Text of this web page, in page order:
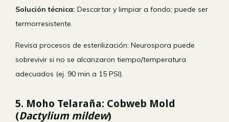
Solución técnica: Descartar y limpiar a fondo; puede ser
termorresistente.
Revisa procesos de esterilización: Neurospora puede
sobrevivir si no se alcanzaron tiempo/temperatura
adecuados (ej. 90 min a 15 PSI).
5. Moho Telaraña: Cobweb Mold
(Dactylium mildew)